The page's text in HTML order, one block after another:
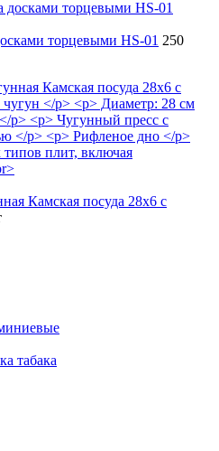
торцевыми HS-01 250
Камская посуда 28х6 с
табака